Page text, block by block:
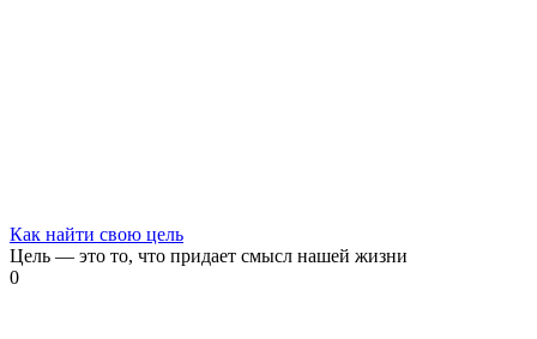
Как найти свою цель
Цель — это то, что придает смысл нашей жизни
0